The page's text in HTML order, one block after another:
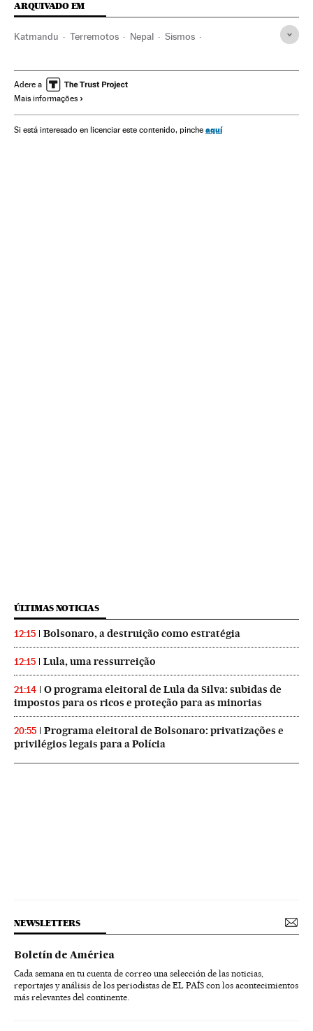
ARQUIVADO EM
Katmandu Terremotos Nepal Sismos
Acontecimentos Terremoto Nepal 2015
Adere a
Mais informações
Si está interesado en licenciar este contenido, pinche aquí
ÚLTIMAS NOTICIAS
12:15 Bolsonaro, a destruição como estratégia
12:15 Lula, uma ressurreição
21:14
O programa eleitoral de Lula da Silva: subidas de
impostos para os ricos e proteção para as minorias
20:55
Programa eleitoral de Bolsonaro: privatizações e
privilégios legais para a Polícia
NEWSLETTERS
Boletín de América
Cada semana en tu cuenta de correo una selección de las noticias,
reportajes y análisis de los periodistas de EL PAÍS con los acontecimientos
más relevantes del continente.